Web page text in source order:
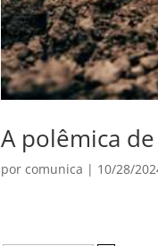
A polêmica
porcomunica | 10/28/